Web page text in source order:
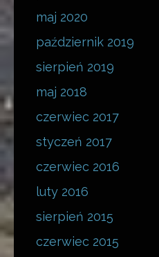
maj 2020
październik 2019
sierpień 2019
maj 2018
czerwiec 2017
styczeń 2017
czerwiec 2016
luty 2016
sierpień 2015
czerwiec 2015